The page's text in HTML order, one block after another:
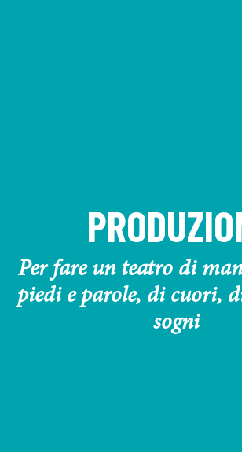
Per fare un teatro di
piedi e parole, di cuori,
sogni